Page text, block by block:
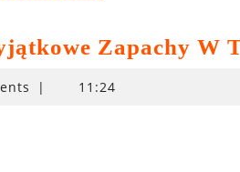
Zapachy W
| 11:24